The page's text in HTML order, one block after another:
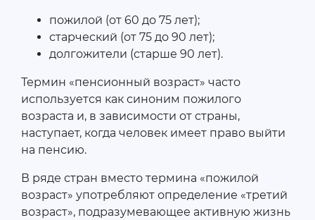
пожилой (от 60 до 75 лет);
старческий (от 75 до 90 лет);
долгожители (старше 90 лет).
Термин «пенсионный возраст» часто
используется как синоним пожилого
возраста и, в зависимости от страны,
наступает, когда человек имеет право выйти
на пенсию.
В ряде стран вместо термина «пожилой
возраст» употребляют определение «третий
возраст», подразумевающее активную жизнь